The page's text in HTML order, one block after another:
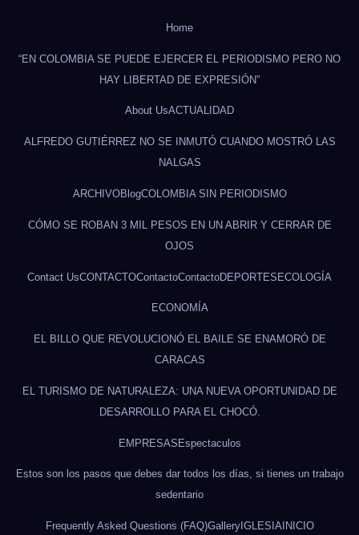
Home
“EN COLOMBIA SE PUEDE EJERCER EL PERIODISMO PERO NO
HAY LIBERTAD DE EXPRESIÓN”
About UsACTUALIDAD
ALFREDO GUTIÉRREZ NO SE INMUTÓ CUANDO MOSTRÓ LAS
NALGAS
ARCHIVOBlogCOLOMBIA SIN PERIODISMO
CÓMO SE ROBAN 3 MIL PESOS EN UN ABRIR Y CERRAR DE
OJOS
Contact UsCONTACTOContactoContactoDEPORTESECOLOGÍA
ECONOMÍA
EL BILLO QUE REVOLUCIONÓ EL BAILE SE ENAMORÓ DE
CARACAS
EL TURISMO DE NATURALEZA: UNA NUEVA OPORTUNIDAD DE
DESARROLLO PARA EL CHOCÓ.
EMPRESASEspectaculos
Estos son los pasos que debes dar todos los días, si tienes un trabajo
sedentario
Frequently Asked Questions (FAQ)GalleryIGLESIAINICIO